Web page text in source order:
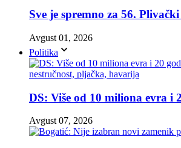
Sve je spremno za 56.
Avgust 01, 2026
Politika
DS: Više od 10 miliona evra i
Avgust 07, 2026